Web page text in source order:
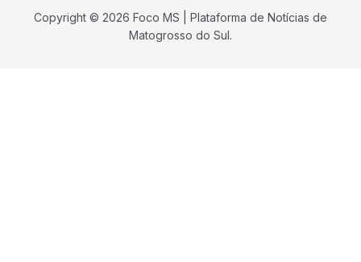
Copyright © 2026 Foco MS | Plataforma de Notícias de
Matogrosso do Sul.